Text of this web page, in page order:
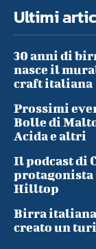
Ultimi
30 anni di
nasce il
craft italiana
Prossimi
Bolle di
Acida e altri
Il podcast di
protagonista
Hilltop
Birra
creato un